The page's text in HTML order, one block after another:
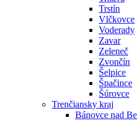
Trstín
Vlčkovce
Voderady
Zavar
Zeleneč
Zvončín
Šelpice
Špačince
Šúrovce
Trenčiansky kraj
Bánovce nad